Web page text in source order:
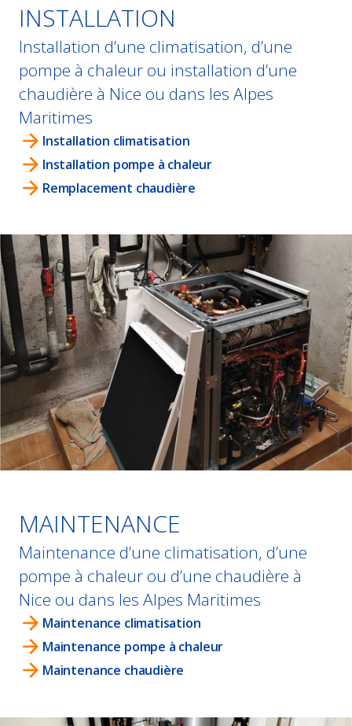
INSTALLATION
Installation d’une climatisation, d’une
pompe à chaleur ou installation d’une
chaudière à Nice ou dans les Alpes
Maritimes
Installation climatisation
Installation pompe à chaleur
Remplacement chaudière
MAINTENANCE
Maintenance d’une climatisation, d’une
pompe à chaleur ou d’une chaudière à
Nice ou dans les Alpes Maritimes
Maintenance climatisation
Maintenance pompe à chaleur
Maintenance chaudière